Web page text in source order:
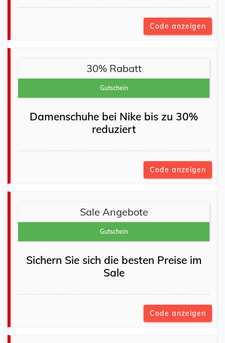
Code anzeigen
30% Rabatt
Gutschein
Damenschuhe bei Nike bis zu 30%
reduziert
Code anzeigen
Sale Angebote
Gutschein
Sichern Sie sich die besten Preise im
Sale
Code anzeigen